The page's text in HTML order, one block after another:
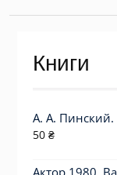
Книги
А. А.
50 ₴